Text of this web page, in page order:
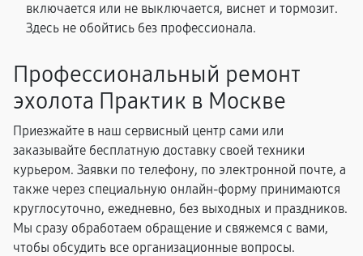
включается или не выключается, виснет и тормозит.
Здесь не обойтись без профессионала.
Профессиональный ремонт
эхолота Практик в Москве
Приезжайте в наш сервисный центр сами или
заказывайте бесплатную доставку своей техники
курьером. Заявки по телефону, по электронной почте, а
также через специальную онлайн-форму принимаются
круглосуточно, ежедневно, без выходных и праздников.
Мы сразу обработаем обращение и свяжемся с вами,
чтобы обсудить все организационные вопросы.